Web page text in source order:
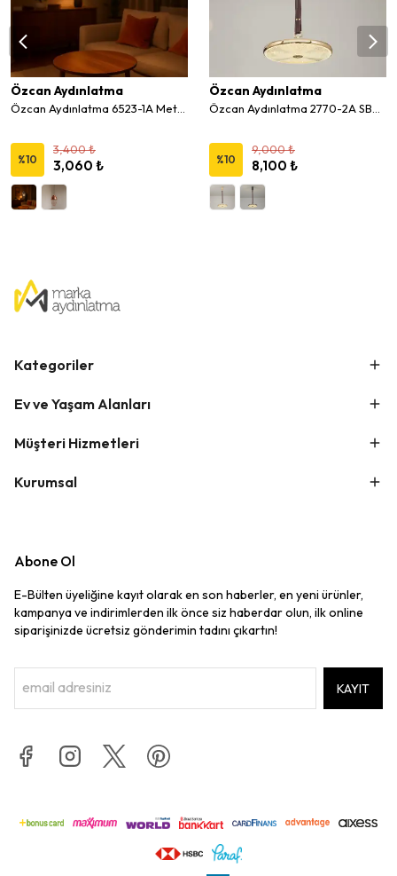
Özcan Aydınlatma
%10
3,400 ₺
3,060 ₺
Özcan Aydınlatma
%10
9,000 ₺
8,100 ₺
Kategoriler
Ev ve Yaşam Alanları
Müşteri Hizmetleri
Kurumsal
Abone Ol
E-Bülten üyeliğine kayıt olarak en son haberler, en yeni ürünler,
kampanya ve indirimlerden ilk önce siz haberdar olun, ilk online
siparişinizde ücretsiz gönderimin tadını çıkartın!
KAYIT